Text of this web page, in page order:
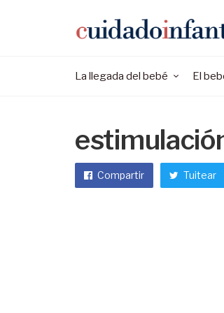
La llegada del bebé El
Compartir Tuitear